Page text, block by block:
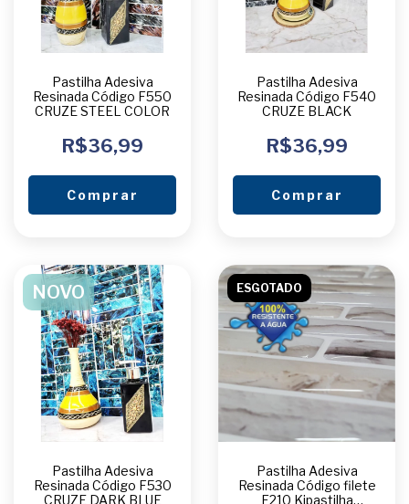
Pastilha Adesiva
Resinada Código F550
CRUZE STEEL COLOR
R$36,99
Comprar
Pastilha Adesiva
Resinada Código F540
CRUZE BLACK
R$36,99
Comprar
NOVO
Pastilha Adesiva
Resinada Código F530
CRUZE DARK BLUE
ESGOTADO
Pastilha Adesiva
Resinada Código filete
F210 Kipastilha